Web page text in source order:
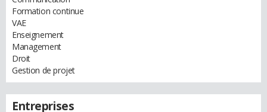
Formation continue
VAE
Enseignement
Management
Droit
Gestion de projet
Entreprises